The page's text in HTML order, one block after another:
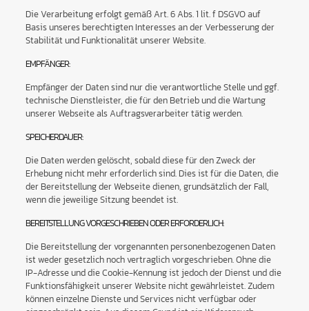
Die Verarbeitung erfolgt gemäß Art. 6 Abs. 1 lit. f DSGVO auf
Basis unseres berechtigten Interesses an der Verbesserung der
Stabilität und Funktionalität unserer Website.
EMPFÄNGER:
Empfänger der Daten sind nur die verantwortliche Stelle und ggf.
technische Dienstleister, die für den Betrieb und die Wartung
unserer Webseite als Auftragsverarbeiter tätig werden.
SPEICHERDAUER:
Die Daten werden gelöscht, sobald diese für den Zweck der
Erhebung nicht mehr erforderlich sind. Dies ist für die Daten, die
der Bereitstellung der Webseite dienen, grundsätzlich der Fall,
wenn die jeweilige Sitzung beendet ist.
BEREITSTELLUNG VORGESCHRIEBEN ODER ERFORDERLICH:
Die Bereitstellung der vorgenannten personenbezogenen Daten
ist weder gesetzlich noch vertraglich vorgeschrieben. Ohne die
IP-Adresse und die Cookie-Kennung ist jedoch der Dienst und die
Funktionsfähigkeit unserer Website nicht gewährleistet. Zudem
können einzelne Dienste und Services nicht verfügbar oder